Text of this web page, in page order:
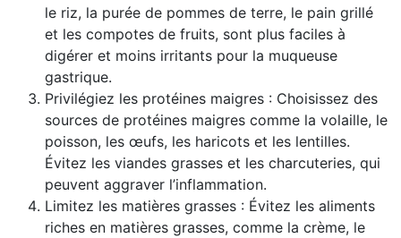
le riz, la purée de pommes de terre, le pain grillé
et les compotes de fruits, sont plus faciles à
digérer et moins irritants pour la muqueuse
gastrique.
Privilégiez les protéines maigres : Choisissez des
sources de protéines maigres comme la volaille, le
poisson, les œufs, les haricots et les lentilles.
Évitez les viandes grasses et les charcuteries, qui
peuvent aggraver l’inflammation.
Limitez les matières grasses : Évitez les aliments
riches en matières grasses, comme la crème, le